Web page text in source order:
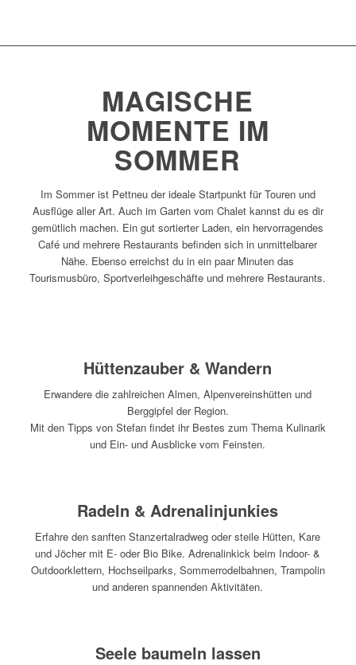
MAGISCHE
MOMENTE IM
SOMMER
Im Sommer ist Pettneu der ideale Startpunkt für Touren und
Ausflüge aller Art. Auch im Garten vom Chalet kannst du es dir
gemütlich machen. Ein gut sortierter Laden, ein hervorragendes
Café und mehrere Restaurants befinden sich in unmittelbarer
Nähe. Ebenso erreichst du in ein paar Minuten das
Tourismusbüro, Sportverleihgeschäfte und mehrere Restaurants.
Hüttenzauber & Wandern
Erwandere die zahlreichen Almen, Alpenvereinshütten und
Berggipfel der Region.
Mit den Tipps von Stefan findet ihr Bestes zum Thema Kulinarik
und Ein- und Ausblicke vom Feinsten.
Radeln & Adrenalinjunkies
Erfahre den sanften Stanzertalradweg oder steile Hütten, Kare
und Jöcher mit E- oder Bio Bike. Adrenalinkick beim Indoor- &
Outdoorklettern, Hochseilparks, Sommerrodelbahnen, Trampolin
und anderen spannenden Aktivitäten.
Seele baumeln lassen